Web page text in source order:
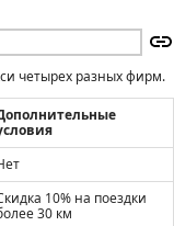
четырех разных фирм.
10% на поездки
30 км